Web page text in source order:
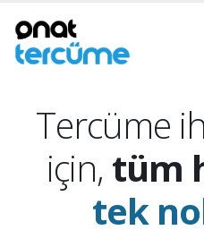
Tercüme
için, tüm
tek